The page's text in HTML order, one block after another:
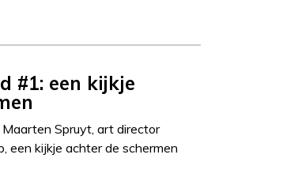
#1: een kijkje
Spruyt, art director
een kijkje achter de schermen